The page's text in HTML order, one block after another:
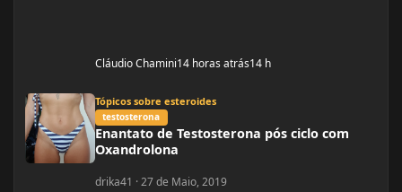
Cláudio Chamini14 horas atrás14 h
Tópicos sobre esteroides
testosterona
Enantato de Testosterona pós ciclo com
Oxandrolona
drika41 ·27 de Maio, 2019